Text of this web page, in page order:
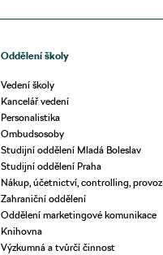
Oddělení školy
Vedení školy
Kancelář vedení
Personalistika
Ombudsosoby
Studijní oddělení Mladá Boleslav
Studijní oddělení Praha
Nákup, účetnictví, controlling, provoz
Zahraniční oddělení
Oddělení marketingové komunikace
Knihovna
Výzkumná a tvůrčí činnost